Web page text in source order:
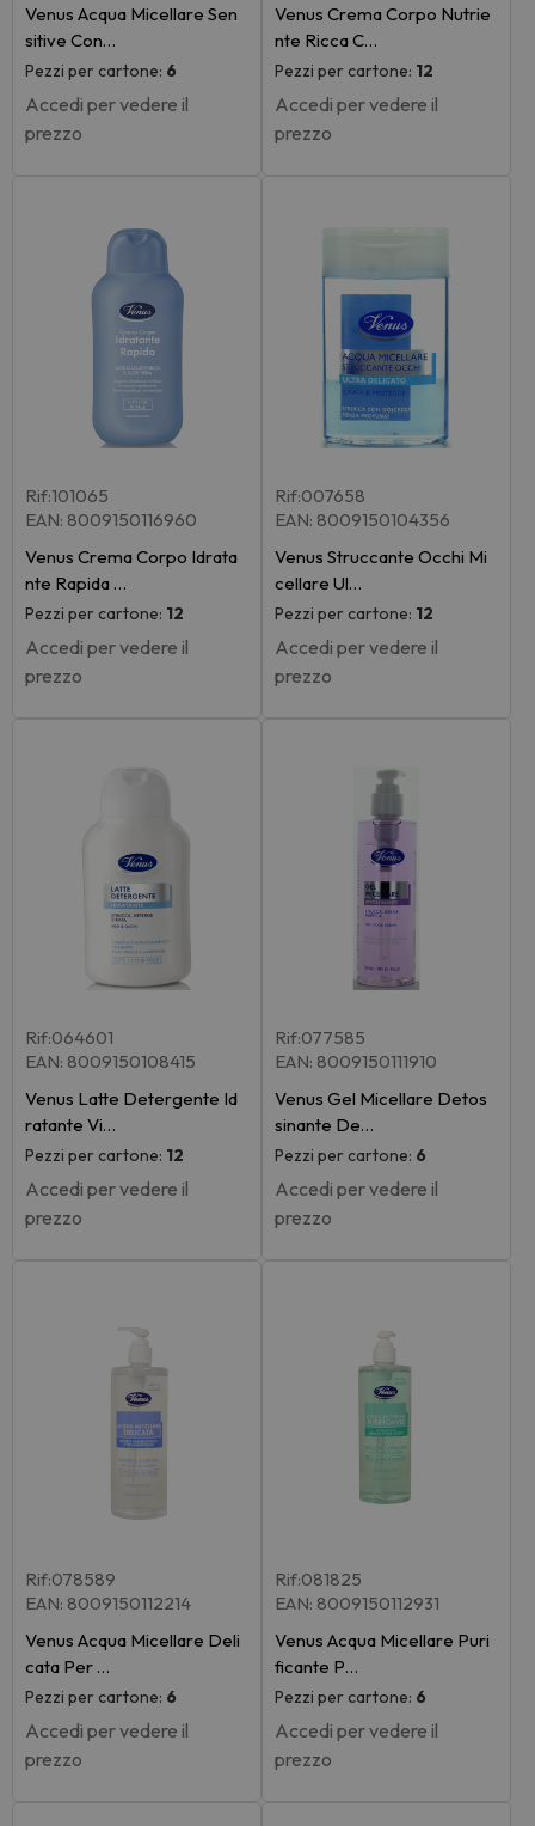
Venus Acqua Micellare Sen
sitive Con…
Pezzi per cartone: 6
Accedi per vedere il
prezzo
Venus Crema Corpo Nutrie
nte Ricca C…
Pezzi per cartone: 12
Accedi per vedere il
prezzo
Rif:101065
EAN: 8009150116960
Venus Crema Corpo Idrata
nte Rapida …
Pezzi per cartone: 12
Accedi per vedere il
prezzo
Rif:007658
EAN: 8009150104356
Venus Struccante Occhi Mi
cellare Ul…
Pezzi per cartone: 12
Accedi per vedere il
prezzo
Rif:064601
EAN: 8009150108415
Venus Latte Detergente Id
ratante Vi…
Pezzi per cartone: 12
Accedi per vedere il
prezzo
Rif:077585
EAN: 8009150111910
Venus Gel Micellare Detos
sinante De…
Pezzi per cartone: 6
Accedi per vedere il
prezzo
Rif:078589
EAN: 8009150112214
Venus Acqua Micellare Deli
cata Per …
Pezzi per cartone: 6
Accedi per vedere il
prezzo
Rif:081825
EAN: 8009150112931
Venus Acqua Micellare Puri
ficante P…
Pezzi per cartone: 6
Accedi per vedere il
prezzo